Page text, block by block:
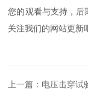
您的观看与支持，后
关注我们的网站更新
上一篇： 电压击穿试